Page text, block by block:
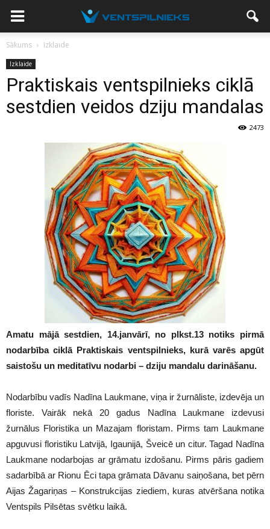
Sākums Izklaide
Izklaide
Praktiskais ventspilnieks ciklā
sestdien veidos dziju mandalas
2473
Amatu mājā sestdien, 14.janvārī, no plkst.13 notiks pirmā
nodarbība ciklā Praktiskais ventspilnieks, kurā varēs apgūt
saistošu un meditatīvu nodarbi – dziju mandalu darināšanu.
Nodarbību vadīs Nadīna Laukmane, viņa ir žurnāliste, izdevēja un
floriste. Vairāk nekā 20 gadus Nadīna Laukmane izdevusi
žurnālus Floristika un Mazajam floristam. Pirms tam Laukmane
apguvusi floristiku Latvijā, Igaunijā, Šveicē un citur. Tagad Nadīna
Laukmane nodarbojas ar grāmatu izdošanu. Pirms pāris gadiem
sadarbībā ar Rionu Ēci tapa grāmata Dāvanu saiņošana, bet pērn
Aijas Žagariņas – Konstrukcijas ziediem, kuras atvēršana notika
Ventspils Pilsētas svētku laikā.